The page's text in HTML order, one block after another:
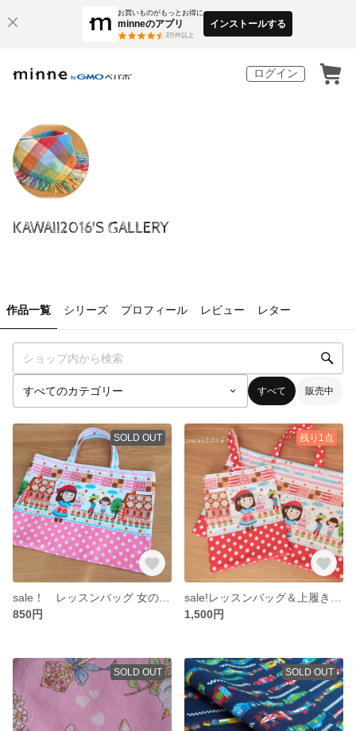
お買いものがもっとお得に
minneのアプリ
3万件以上
インストールする
ログイン
KAWAII2016'S GALLERY
作品一覧 シリーズ プロフィール レビュー レター
すべて 販売中
SOLD OUT
850円
残り1点
1,500円
SOLD OUT SOLD OUT